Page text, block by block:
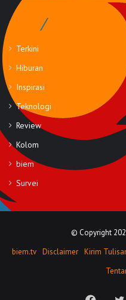
Rubrik
Terkini
Hiburan
Inspirasi
Teknologi
Review
Kolom
biem
Survei
© Copyright
biem.tv Disclaimer Kirim